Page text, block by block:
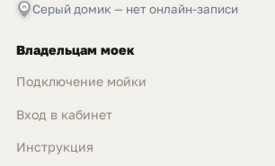
Серый домик — нет онлайн-записи
Владельцам моек
Подключение мойки
Вход в кабинет
Инструкция